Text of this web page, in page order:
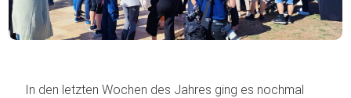
In den letzten Wochen des Jahres ging es nochmal